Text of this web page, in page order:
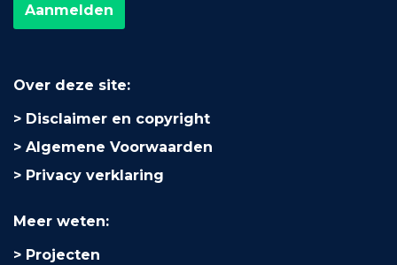
Over deze site:
Disclaimer en copyright
Algemene Voorwaarden
Privacy verklaring
Meer weten:
Projecten